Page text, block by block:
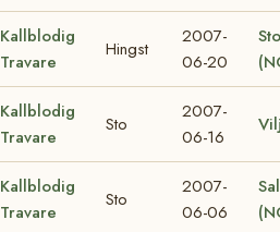
Kallblodig
Travare
Hingst
2007-
06-20
Kallblodig
Travare
Sto
2007-
06-16
Kallblodig
Travare
Sto
2007-
06-06